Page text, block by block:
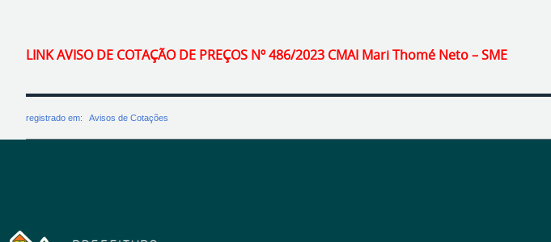
LINK AVISO DE COTAÇÃO DE PREÇOS Nº 486/2023 CMAI Mari Thomé Neto – SME
registrado em: Avisos de Cotações